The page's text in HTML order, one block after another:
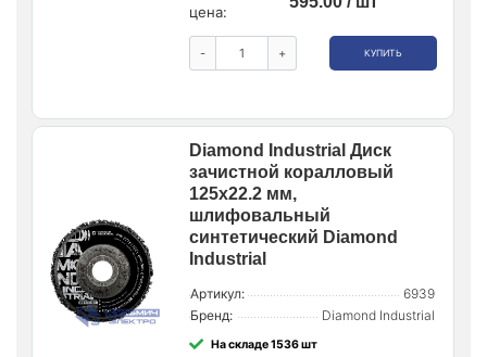
цена:
- + КУПИТЬ
Diamond Industrial Диск
зачистной коралловый
125x22.2 мм,
шлифовальный
синтетический Diamond
Industrial
Артикул:
6939
Бренд:
Diamond Industrial
На складе 1536 шт